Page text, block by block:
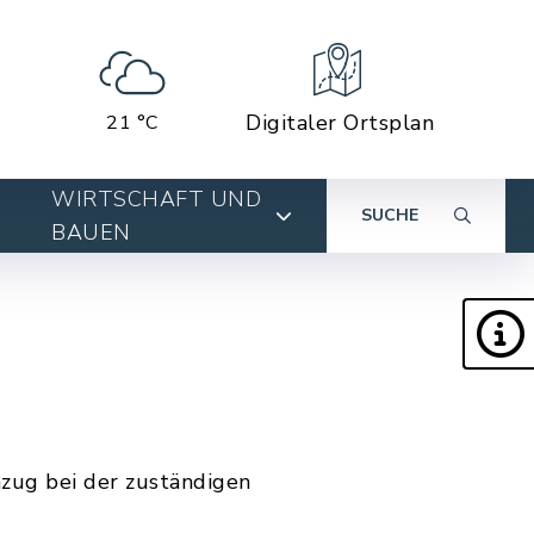
21 °C Digitaler Ortsplan
WIRTSCHAFT UND
BAUEN
SUCHE
bei der zuständigen